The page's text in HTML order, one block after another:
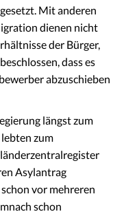
Mit anderen
dienen nicht
der Bürger,
dass es
abzuschieben
längst zum
zum
Asylantrag
vor mehreren
schon